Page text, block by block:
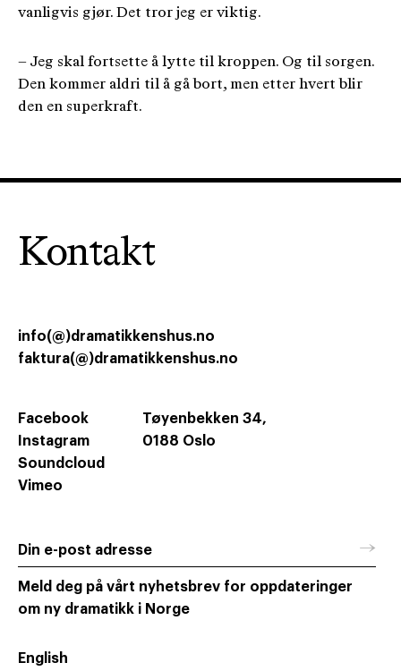
vanligvis gjør. Det tror jeg er viktig.
– Jeg skal fortsette å lytte til kroppen. Og til sorgen.
Den kommer aldri til å gå bort, men etter hvert blir
den en superkraft.
Kontakt
Tøyenbekken 34,
0188 Oslo
info(@)dramatikkenshus.no
faktura(@)dramatikkenshus.no
Facebook
Instagram
Soundcloud
Vimeo
Din e-post adresse →
Meld deg på vårt nyhetsbrev for oppdateringer
om ny dramatikk i Norge
English